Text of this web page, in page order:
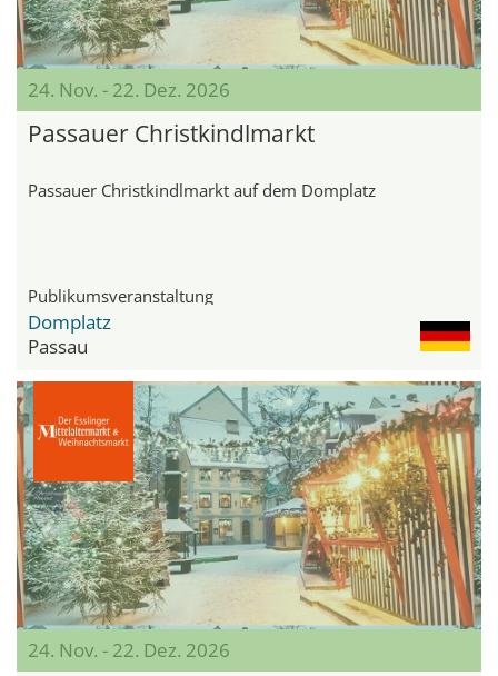
24. Nov. - 22. Dez. 2026
Passauer Christkindlmarkt
Passauer Christkindlmarkt auf dem Domplatz
Publikumsveranstaltung
Domplatz
Passau
24. Nov. - 22. Dez. 2026